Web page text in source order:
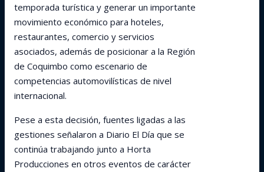
temporada turística y generar un importante
movimiento económico para hoteles,
restaurantes, comercio y servicios
asociados, además de posicionar a la Región
de Coquimbo como escenario de
competencias automovilísticas de nivel
internacional.
Pese a esta decisión, fuentes ligadas a las
gestiones señalaron a Diario El Día que se
continúa trabajando junto a Horta
Producciones en otros eventos de carácter